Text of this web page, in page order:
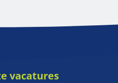
vacatures